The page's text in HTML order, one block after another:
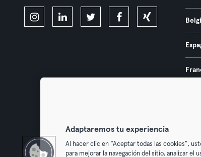
Adaptaremos tu experiencia
Al hacer clic en “Aceptar todas las cookies”,
para mejorar la navegación del sitio, analizar el